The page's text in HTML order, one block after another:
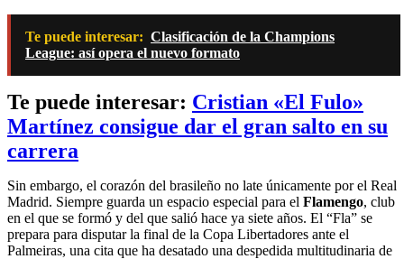
Te puede interesar: Clasificación de la Champions
League: así opera el nuevo formato
Te puede interesar: Cristian «El Fulo»
Martínez consigue dar el gran salto en su
carrera
Sin embargo, el corazón del brasileño no late únicamente por el Real
Madrid. Siempre guarda un espacio especial para el Flamengo, club
en el que se formó y del que salió hace ya siete años. El “Fla” se
prepara para disputar la final de la Copa Libertadores ante el
Palmeiras, una cita que ha desatado una despedida multitudinaria de